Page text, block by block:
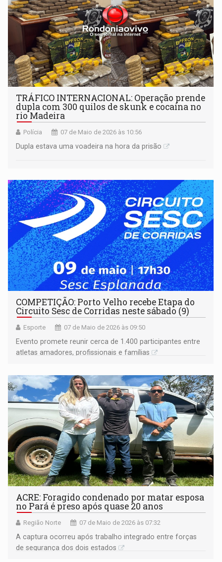
TRÁFICO INTERNACIONAL: Operação prende
dupla com 300 quilos de skunk e cocaína no
rio Madeira
Polícia 07 de Maio de 2026 às 10:56
Dupla estava uma voadeira na hora da prisão
COMPETIÇÃO: Porto Velho recebe Etapa do
Circuito Sesc de Corridas neste sábado (9)
Esporte 07 de Maio de 2026 às 09:50
Evento promete reunir cerca de 1.400 participantes entre
atletas amadores, profissionais e famílias
ACRE: Foragido condenado por matar esposa
no Pará é preso após quase 20 anos
Região Norte 07 de Maio de 2026 às 07:32
A captura ocorreu após trabalho integrado entre forças
de segurança dos dois estados